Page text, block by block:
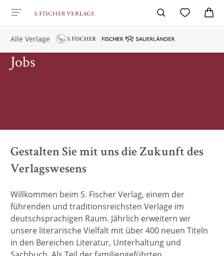
Alle Verlage
Jobs
Gestalten Sie mit uns die Zukunft des
Verlagswesens
Willkommen beim S. Fischer Verlag, einem der
führenden und traditionsreichsten Verlage im
deutschsprachigen Raum. Jährlich erweitern wir
unsere literarische Vielfalt mit über 400 neuen Titeln
in den Bereichen Literatur, Unterhaltung und